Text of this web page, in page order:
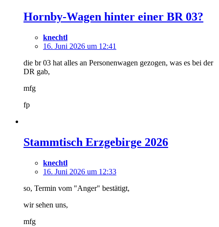
Hornby-Wagen hinter einer BR 03?
knechtl
16. Juni 2026 um 12:41
die br 03 hat alles an Personenwagen gezogen, was es bei der
DR gab,
mfg
fp
Stammtisch Erzgebirge 2026
knechtl
16. Juni 2026 um 12:33
so, Termin vom "Anger" bestätigt,
wir sehen uns,
mfg